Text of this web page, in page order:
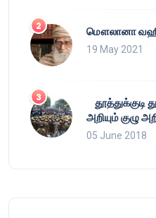
மௌலானா
19 May 2021
தூத்துக்குடி
அறியும் குழு
05 June 2018